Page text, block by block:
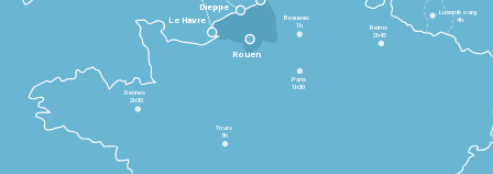
Le Havre
Dieppe
Rennes
2h30
Tours
3h
Paris
1h30
Beauvais
1h
Reims
2h45
Luxembourg
4h
Rouen